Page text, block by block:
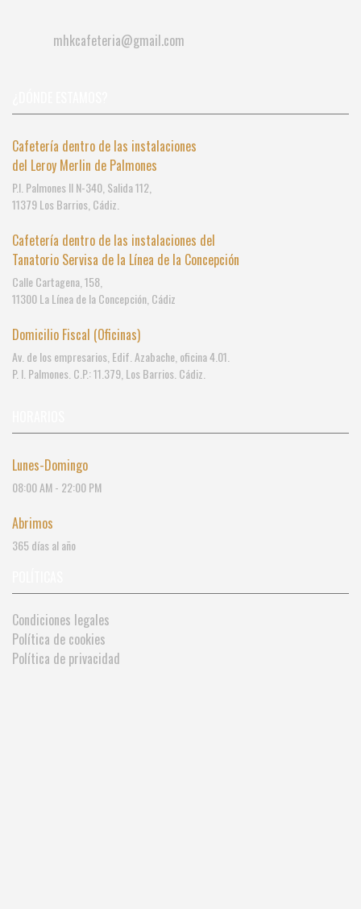
mhkcafeteria@gmail.com
Cafetería dentro de las instalaciones
del Leroy Merlin de Palmones
P.I. Palmones II N-340, Salida 112,
11379 Los Barrios, Cádiz.
Cafetería dentro de las instalaciones del
Tanatorio Servisa de la Línea de la Concepción
Calle Cartagena, 158,
11300 La Línea de la Concepción, Cádiz
Domicilio Fiscal (Oficinas)
Av. de los empresarios, Edif. Azabache, oficina 4.01.
P. I. Palmones. C.P.: 11.379, Los Barrios. Cádiz.
Lunes-Domingo
08:00 AM - 22:00 PM
Abrimos
365 días al año
Condiciones legales
Política de cookies
Política de privacidad